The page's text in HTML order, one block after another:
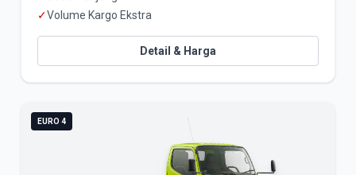
✓Volume Kargo Ekstra
Detail & Harga
EURO 4